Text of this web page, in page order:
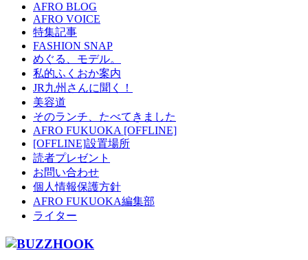
AFRO BLOG
AFRO VOICE
特集記事
FASHION SNAP
めぐる、モデル。
私的ふくおか案内
JR九州さんに聞く！
美容道
そのランチ、たべてきました
AFRO FUKUOKA [OFFLINE]
[OFFLINE]設置場所
読者プレゼント
お問い合わせ
個人情報保護方針
AFRO FUKUOKA編集部
ライター